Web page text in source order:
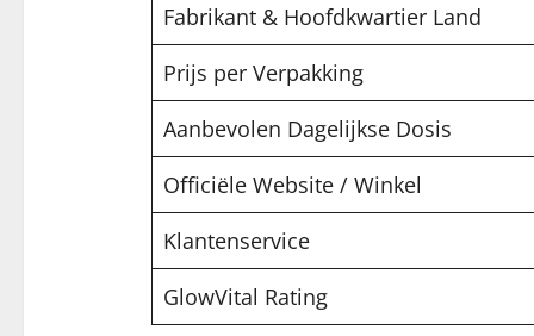
Fabrikant & Hoofdkwartier Land
Prijs per Verpakking
Aanbevolen Dagelijkse Dosis
Officiële Website / Winkel
Klantenservice
GlowVital Rating